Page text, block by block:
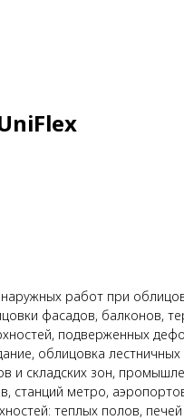
работ при
фасадов, балконов,
подверженных
облицовка
и складских зон,
станций метро,
теплых полов,